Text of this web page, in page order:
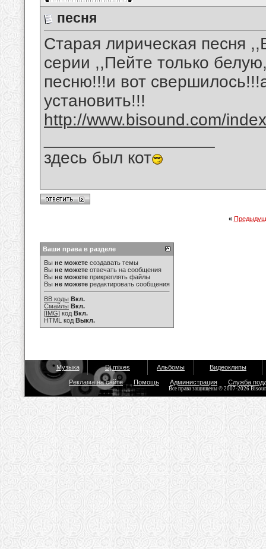
песня
Старая лирическая песня
серии ,,Пейте только
песню!!!и вот
установить!!!
http://www.bisound.com/
здесь был кот
«
Ваши права в разделе
Вы не можете создавать темы
Вы не можете отвечать на сообщения
Вы не можете прикреплять файлы
Вы не можете редактировать сообщения
BB коды Вкл.
Смайлы Вкл.
[IMG] код Вкл.
HTML код Выкл.
Музыка Dj mixes Альбомы Видеоклипы
Реклама на сайте Помощь Администрация Служба
Все права защищены © 2007-2026